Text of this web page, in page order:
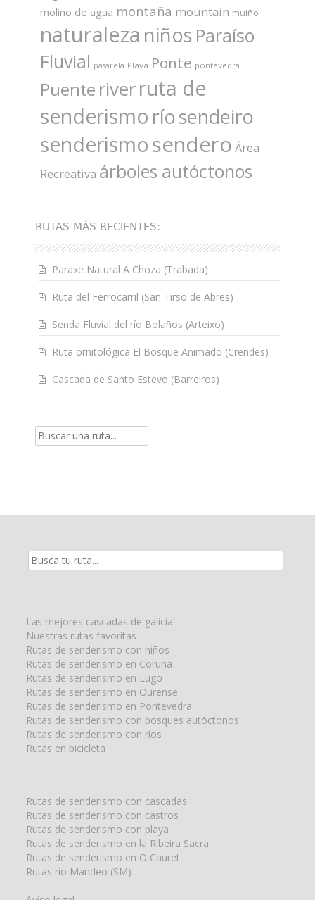
molino de agua montaña mountain muiño
naturaleza niños Paraíso
Fluvial pasarela Playa Ponte pontevedra
Puente riverruta de
senderismo ríosendeiro
senderismosendero Área
Recreativa árboles autóctonos
RUTAS MÁS RECIENTES:
Paraxe Natural A Choza (Trabada)
Ruta del Ferrocarril (San Tirso de Abres)
Senda Fluvial del río Bolaños (Arteixo)
Ruta ornitológica El Bosque Animado (Crendes)
Cascada de Santo Estevo (Barreiros)
Resultados
Las mejores cascadas de galicia
Nuestras rutas favoritas
Rutas de senderismo con niños
Rutas de senderismo en Coruña
Rutas de senderismo en Lugo
Rutas de senderismo en Ourense
Rutas de senderismo en Pontevedra
Rutas de senderismo con bosques autóctonos
Rutas de senderismo con ríos
Rutas en bicicleta
Rutas de senderismo con cascadas
Rutas de senderismo con castros
Rutas de senderismo con playa
Rutas de senderismo en la Ribeira Sacra
Rutas de senderismo en O Caurel
Rutas río Mandeo (SM)